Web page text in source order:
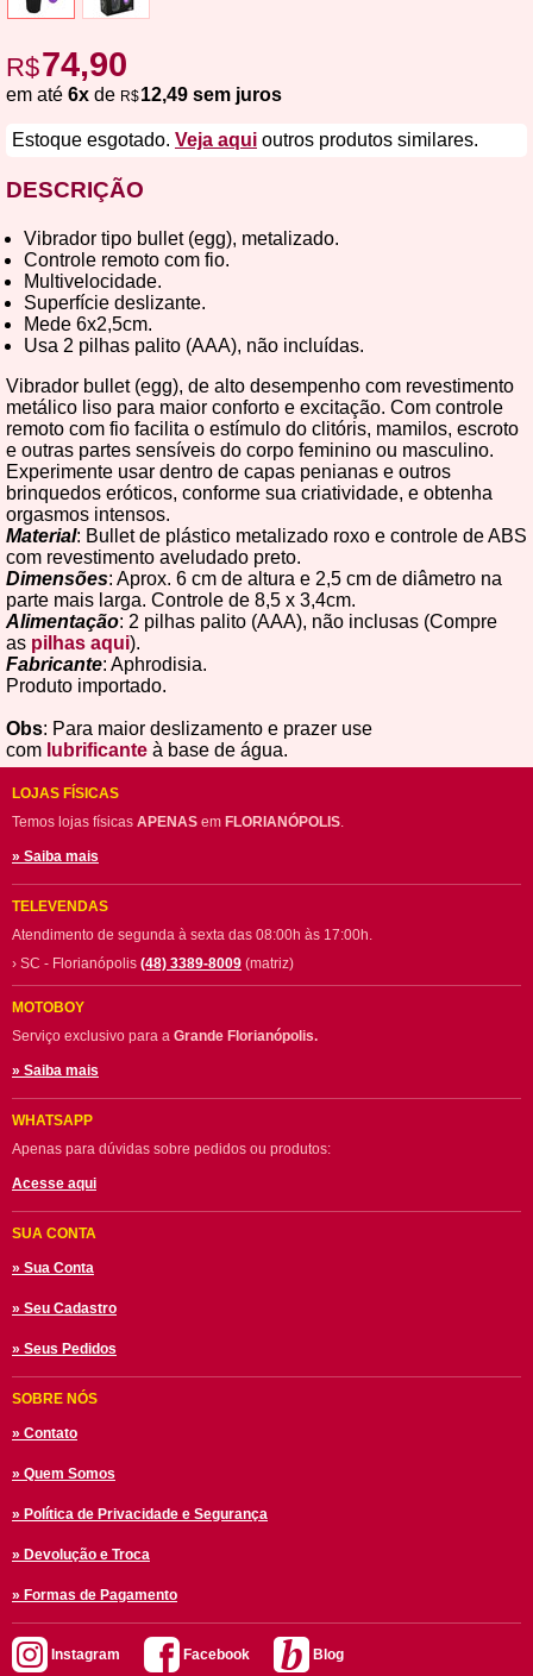
R$74,90
em até 6x de R$12,49 sem juros
Estoque esgotado. Veja aqui outros produtos similares.
DESCRIÇÃO
Vibrador tipo bullet (egg), metalizado.
Controle remoto com fio.
Multivelocidade.
Superfície deslizante.
Mede 6x2,5cm.
Usa 2 pilhas palito (AAA), não incluídas.
Vibrador bullet (egg), de alto desempenho com revestimento
metálico liso para maior conforto e excitação. Com controle
remoto com fio facilita o estímulo do clitóris, mamilos, escroto
e outras partes sensíveis do corpo feminino ou masculino.
Experimente usar dentro de capas penianas e outros
brinquedos eróticos, conforme sua criatividade, e obtenha
orgasmos intensos.
Material: Bullet de plástico metalizado roxo e controle de ABS
com revestimento aveludado preto.
Dimensões: Aprox. 6 cm de altura e 2,5 cm de diâmetro na
parte mais larga. Controle de 8,5 x 3,4cm.
Alimentação: 2 pilhas palito (AAA), não inclusas (Compre
as pilhas aqui).
Fabricante: Aphrodisia.
Produto importado.
Obs: Para maior deslizamento e prazer use
com lubrificante à base de água.
LOJAS FÍSICAS
Temos lojas físicas APENAS em FLORIANÓPOLIS.
» Saiba mais
TELEVENDAS
Atendimento de segunda à sexta das 08:00h às 17:00h.
› SC - Florianópolis (48) 3389-8009 (matriz)
MOTOBOY
Serviço exclusivo para a Grande Florianópolis.
» Saiba mais
WHATSAPP
Apenas para dúvidas sobre pedidos ou produtos:
Acesse aqui
SUA CONTA
» Sua Conta
» Seu Cadastro
» Seus Pedidos
SOBRE NÓS
» Contato
» Quem Somos
» Política de Privacidade e Segurança
» Devolução e Troca
» Formas de Pagamento
Instagram Facebook Blog